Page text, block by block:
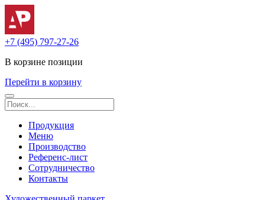
+7 (495) 797-27-26
В корзине позиции
Перейти в корзину
Продукция
Меню
Производство
Референс-лист
Сотрудничество
Контакты